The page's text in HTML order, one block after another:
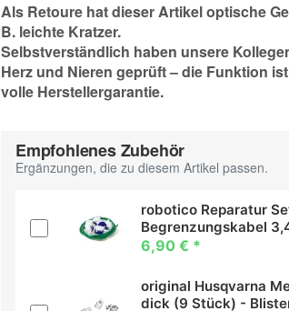
Als Retoure hat dieser Artikel optische
B. leichte Kratzer.
Selbstverständlich haben unsere
Herz und Nieren geprüft – die Funktion
volle Herstellergarantie.
Empfohlenes Zubehör
Ergänzungen, die zu diesem Artikel passen.
robotico Reparatur
Begrenzungskabel
6,90 € *
original Husqvarna
dick (9 Stück) -